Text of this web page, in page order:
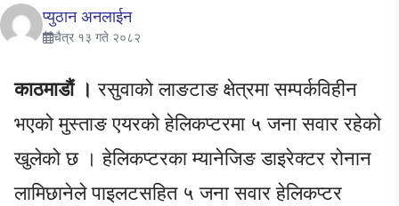
प्युठान अनलाईन
चैत्र १३ गते २०८२
काठमाडौं ।रसुवाको लाङटाङ क्षेत्रमा सम्पर्कविहीन
भएको मुस्ताङ एयरको हेलिकप्टरमा ५ जना सवार रहेको
खुलेको छ । हेलिकप्टरका म्यानेजिङ डाइरेक्टर रोनान
लामिछानेले पाइलटसहित ५ जना सवार हेलिकप्टर